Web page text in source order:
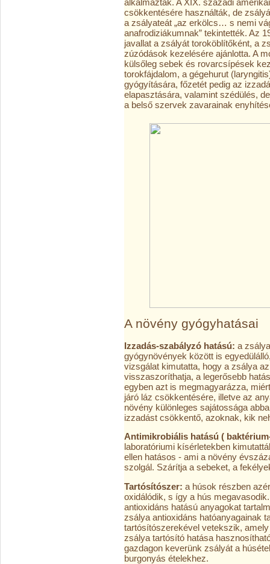
csökkentésére használták, de
a zsályateát „az erkölcs… s nemi
anafrodiziákumnak” tekintették. Az
javallat a zsályát toroköblítőként, a
zúzódások kezelésére ajánlotta. A
külsőleg sebek és rovarcsípések
torokfájdalom, a gégehurut
gyógyítására, főzetét pedig az
elapasztására, valamint szédülés,
a belső szervek zavarainak
A növény gyógyhatásai
Izzadás-szabályzó hatású: a
gyógynövények között is
vizsgálat kimutatta, hogy a zsálya
visszaszoríthatja, a legerősebb
egyben azt is megmagyarázza,
járó láz csökkentésére, illetve az
növény különleges sajátossága
izzadást csökkentő, azoknak, kik
Antimikrobiális hatású (
laboratóriumi kísérletekben
ellen hatásos - ami a növény
szolgál. Szárítja a sebeket, a
Tartósítószer: a húsok részben
oxidálódik, s így a hús
antioxidáns hatású anyagokat
zsálya antioxidáns hatóanyagainak
tartósítószerekével vetekszik,
zsálya tartósító hatása
gazdagon keverünk zsályát a
burgonyás ételekhez.